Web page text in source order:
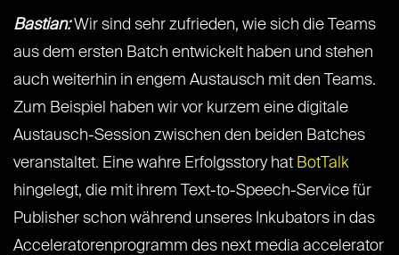
Bastian:Wir sind sehr zufrieden, wie sich die Teams
aus dem ersten Batch entwickelt haben und stehen
auch weiterhin in engem Austausch mit den Teams.
Zum Beispiel haben wir vor kurzem eine digitale
Austausch-Session zwischen den beiden Batches
veranstaltet. Eine wahre Erfolgsstory hat BotTalk
hingelegt, die mit ihrem Text-to-Speech-Service für
Publisher schon während unseres Inkubators in das
Acceleratorenprogramm des next media accelerator